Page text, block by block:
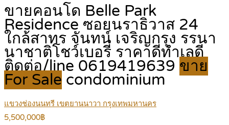
ขายคอนโด Belle Park
Residence ซอยนราธิวาส 24
ใกล้สาทร จันทน์ เจริญกรุง รรนา
นาชาติโชว์เบอรี่ ราคาดีทำเลดี
ติดต่อ/line 0619419639 ขาย
For Sale condominium
แขวงช่องนนทรี เขตยานนาวา กรุงเทพมหานคร
5,500,000฿